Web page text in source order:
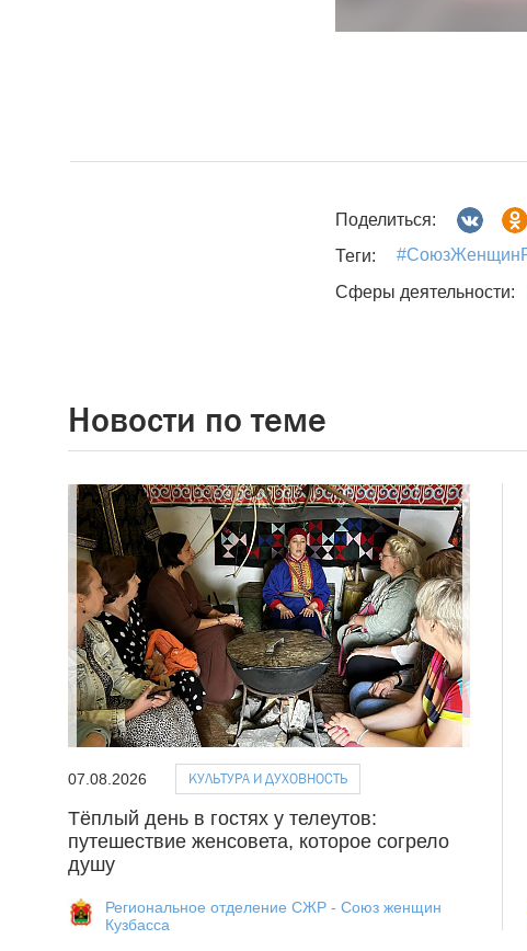
Поделиться:
Теги:
Сферы деятельности:
Новости по теме
07.08.2026 КУЛЬТУРА И ДУХОВНОСТЬ
Тёплый день в гостях у телеутов:
путешествие женсовета, которое согрело
душу
Региональное отделение СЖР - Союз женщин
Кузбасса